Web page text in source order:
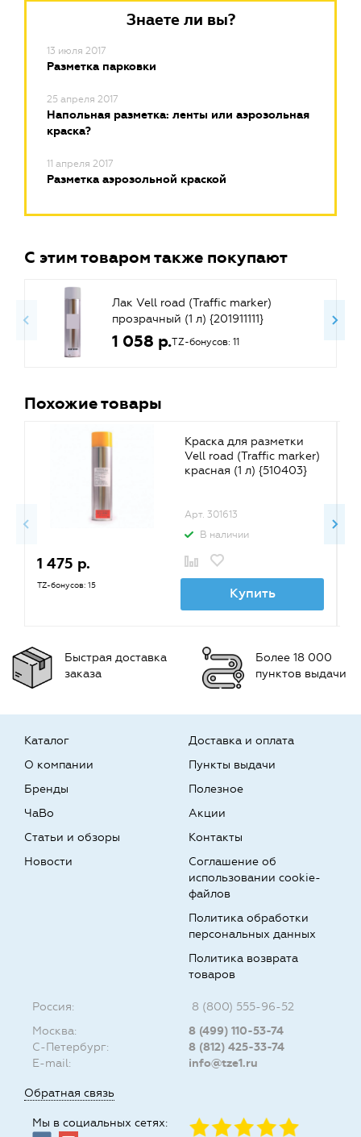
Знаете ли вы?
13 июля 2017
Разметка парковки
25 апреля 2017
Напольная разметка: ленты или аэрозольная
краска?
11 апреля 2017
Разметка аэрозольной краской
С этим товаром также покупают
Лак Vell road (Traffic marker)
прозрачный (1 л) {201911111}
1 058 р.TZ-бонусов: 11
Похожие товары
Краска для разметки
Vell road (Traffic marker)
красная (1 л) {510403}
Арт. 301613
В наличии
1 475 р.
TZ-бонусов: 15 Купить
Быстрая доставка
заказа
Более 18 000
пунктов выдачи
Каталог
О компании
Бренды
Доставка и оплата
Пункты выдачи
Полезное
ЧаВо
Статьи и обзоры
Новости
Акции
Контакты
Соглашение об
использовании cookie-
файлов
Политика обработки
персональных данных
Политика возврата
товаров
Россия:
8 (800) 555-96-52
Москва:
8 (499) 110-53-74
С-Петербург:
8 (812) 425-33-74
E-mail:
info@tze1.ru
Обратная связь
Мы в социальных сетях: